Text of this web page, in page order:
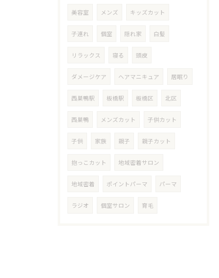
美容室 メンズ キッズカット
子連れ 個室 隠れ家 白髪
リラックス 寝る 頭皮
ダメージケア ヘアマニキュア 居眠り
西巣鴨駅 板橋駅 板橋区 北区
西巣鴨 メンズカット 子供カット
子供 家族 親子 親子カット
抱っこカット 地域密着サロン
地域密着 ポイントパーマ パーマ
ラジオ 個室サロン 育毛